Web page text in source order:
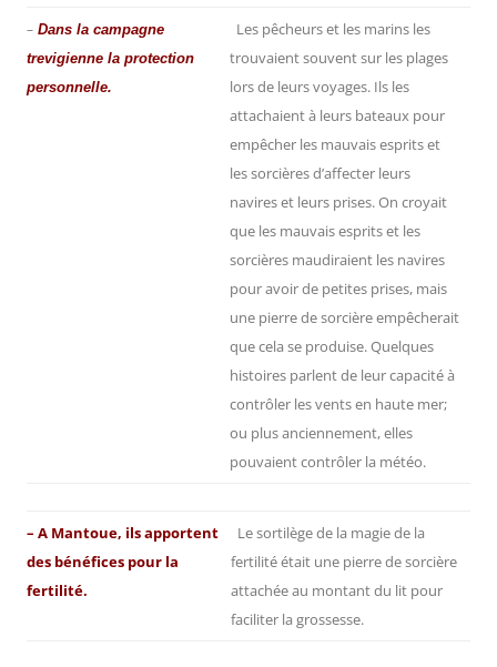
– Dans la campagne
trevigienne la protection
personnelle.
Les pêcheurs et les marins les
trouvaient souvent sur les plages
lors de leurs voyages. Ils les
attachaient à leurs bateaux pour
empêcher les mauvais esprits et
les sorcières d’affecter leurs
navires et leurs prises. On croyait
que les mauvais esprits et les
sorcières maudiraient les navires
pour avoir de petites prises, mais
une pierre de sorcière empêcherait
que cela se produise. Quelques
histoires parlent de leur capacité à
contrôler les vents en haute mer;
ou plus anciennement, elles
pouvaient contrôler la météo.
– A Mantoue, ils apportent
des bénéfices pour la
fertilité.
Le sortilège de la magie de la
fertilité était une pierre de sorcière
attachée au montant du lit pour
faciliter la grossesse.